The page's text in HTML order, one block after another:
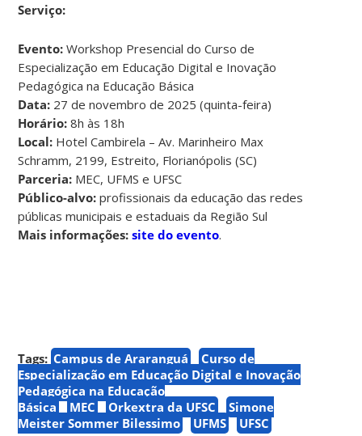
Serviço:
Evento: Workshop Presencial do Curso de
Especialização em Educação Digital e Inovação
Pedagógica na Educação Básica
Data: 27 de novembro de 2025 (quinta-feira)
Horário: 8h às 18h
Local: Hotel Cambirela – Av. Marinheiro Max
Schramm, 2199, Estreito, Florianópolis (SC)
Parceria: MEC, UFMS e UFSC
Público-alvo: profissionais da educação das redes
públicas municipais e estaduais da Região Sul
Mais informações: site do evento.
Tags: Campus de Araranguá
Curso de
Especialização em Educação Digital e Inovação
Pedagógica na Educação
Básica
MEC Orkextra da UFSC
Simone
Meister Sommer Bilessimo
UFMS UFSC